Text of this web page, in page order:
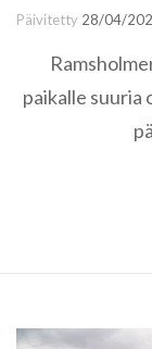
Päivitetty 28/04/
paikalle suuria